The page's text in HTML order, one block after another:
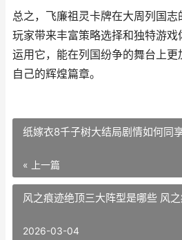
总之，飞廉祖灵卡牌在大周列国
玩家带来丰富策略选择和独特游
运用它，能在列国纷争的舞台上
自己的辉煌篇章。
纸嫁衣8千子树大结局剧情如何同
« 上一篇
风之痕迹绝顶三大阵型是哪些 风
2026-03-04